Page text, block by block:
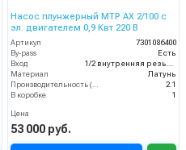
Насос плунжерный MTP AX 2/100 с
эл. двигателем 0,9 Квт 220 В
Артикул
7301086400
By-pass
Есть
Вход
1/2 внутренняя резьба
Материал
Латунь
Производительность (л/мин)
2.1
В коробке
1
Цена
53 000 руб.